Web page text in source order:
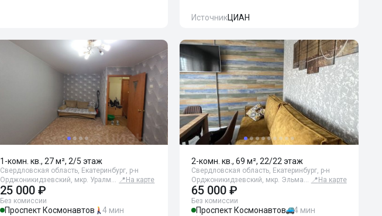
ИсточникЦИАН
1-комн. кв., 27 м², 2/5 этаж
Свердловская область, Екатеринбург, р-н
Орджоникидзевский, мкр. Уралм… 📍 На карте
25 000 ₽
Без комиссии
Проспект Космонавтов 4 мин
2-комн. кв., 69 м², 22/22 этаж
Свердловская область, Екатеринбург, р-н
Орджоникидзевский, мкр. Эльма… 📍 На карте
65 000 ₽
Без комиссии
Проспект Космонавтов
4 мин